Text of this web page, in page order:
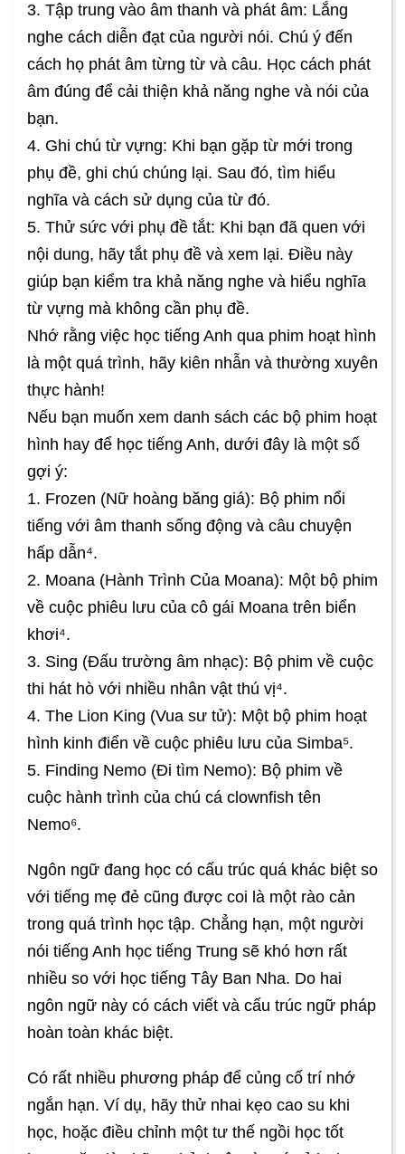
3. Tập trung vào âm thanh và phát âm: Lắng
nghe cách diễn đạt của người nói. Chú ý đến
cách họ phát âm từng từ và câu. Học cách phát
âm đúng để cải thiện khả năng nghe và nói của
bạn.
4. Ghi chú từ vựng: Khi bạn gặp từ mới trong
phụ đề, ghi chú chúng lại. Sau đó, tìm hiểu
nghĩa và cách sử dụng của từ đó.
5. Thử sức với phụ đề tắt: Khi bạn đã quen với
nội dung, hãy tắt phụ đề và xem lại. Điều này
giúp bạn kiểm tra khả năng nghe và hiểu nghĩa
từ vựng mà không cần phụ đề.
Nhớ rằng việc học tiếng Anh qua phim hoạt hình
là một quá trình, hãy kiên nhẫn và thường xuyên
thực hành!
Nếu bạn muốn xem danh sách các bộ phim hoạt
hình hay để học tiếng Anh, dưới đây là một số
gợi ý:
1. Frozen (Nữ hoàng băng giá): Bộ phim nổi
tiếng với âm thanh sống động và câu chuyện
hấp dẫn⁴.
2. Moana (Hành Trình Của Moana): Một bộ phim
về cuộc phiêu lưu của cô gái Moana trên biển
khơi⁴.
3. Sing (Đấu trường âm nhạc): Bộ phim về cuộc
thi hát hò với nhiều nhân vật thú vị⁴.
4. The Lion King (Vua sư tử): Một bộ phim hoạt
hình kinh điển về cuộc phiêu lưu của Simba⁵.
5. Finding Nemo (Đi tìm Nemo): Bộ phim về
cuộc hành trình của chú cá clownfish tên
Nemo⁶.
Ngôn ngữ đang học có cấu trúc quá khác biệt so
với tiếng mẹ đẻ cũng được coi là một rào cản
trong quá trình học tập. Chẳng hạn, một người
nói tiếng Anh học tiếng Trung sẽ khó hơn rất
nhiều so với học tiếng Tây Ban Nha. Do hai
ngôn ngữ này có cách viết và cấu trúc ngữ pháp
hoàn toàn khác biệt.
Có rất nhiều phương pháp để củng cố trí nhớ
ngắn hạn. Ví dụ, hãy thử nhai kẹo cao su khi
học, hoặc điều chỉnh một tư thế ngồi học tốt